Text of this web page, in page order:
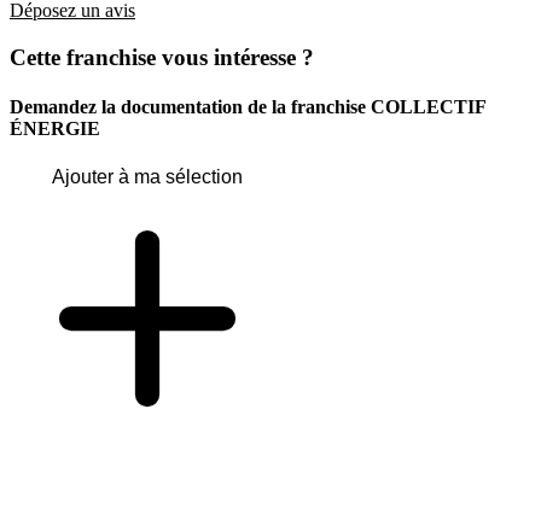
Déposez un avis
Cette franchise vous intéresse ?
Demandez la documentation de la franchise COLLECTIF
ÉNERGIE
Ajouter à ma sélection